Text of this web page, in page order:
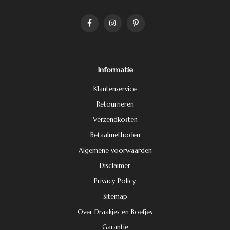
Informatie
Klantenservice
Retourneren
Verzendkosten
Betaalmethoden
Algemene voorwaarden
Disclaimer
Privacy Policy
Sitemap
Over Draakjes en Boefjes
Garantie